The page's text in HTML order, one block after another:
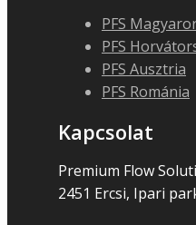
PFS
PFS
PFS Ausztria
PFS Románia
Kapcsolat
Premium Flow
2451 Ercsi, Ipari